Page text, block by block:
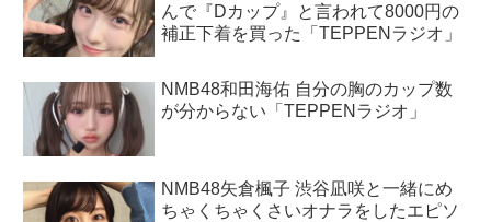
んで『Dカップ』と言われて8000円の
補正下着を買った「TEPPENラジオ」
NMB48和田海佑 自分の胸のカップ数
が分からない「TEPPENラジオ」
NMB48矢倉楓子 渋谷凪咲と一緒にめ
ちゃくちゃくさいオナラをしたエピソ